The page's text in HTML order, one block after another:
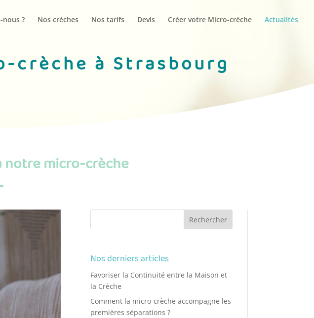
nous ? Nos crèches Nos tarifs Devis Créer votre Micro-crèche Actualités
crèche à Strasbourg
notre micro-crèche
Nos derniers articles
Favoriser la Continuité entre la Maison et
la Crèche
Comment la micro-crèche accompagne les
premières séparations ?